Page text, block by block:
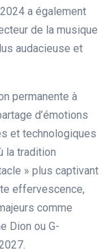
a également
de la musique
audacieuse et
permanente à
d’émotions
et technologiques
la tradition
» plus captivant
effervescence,
comme
Dion ou G-